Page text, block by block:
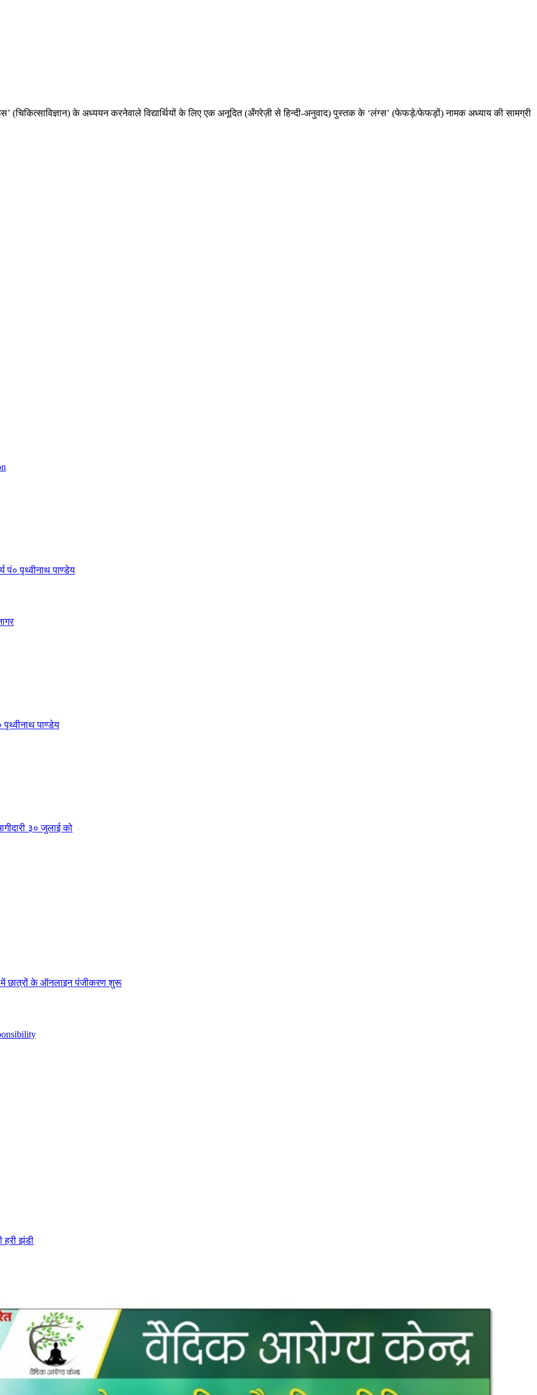
(चिकित्साविज्ञान) के अध्ययन करनेवाले विद्यार्थियों के लिए एक अनूदित (अँगरेज़ी से हिन्दी-अनुवाद) पुस्तक के ‘लंग्स’ (फेफड़े/फेफड़ों) नामक अध्याय की सामग्री
पं० पृथ्वीनाथ पाण्डेय
पाण्डेय
३० जुलाई को
में छात्रों के ऑनलाइन पंजीकरण शुरू
हरी झंडी